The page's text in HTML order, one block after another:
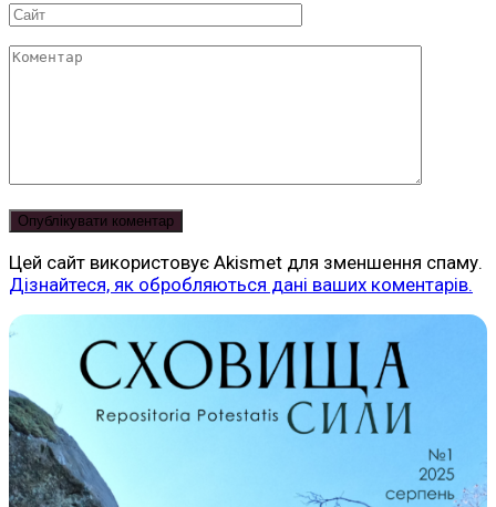
Сайт
Коментар
Цей сайт використовує Akismet для зменшення спаму.
Дізнайтеся, як обробляються дані ваших коментарів.